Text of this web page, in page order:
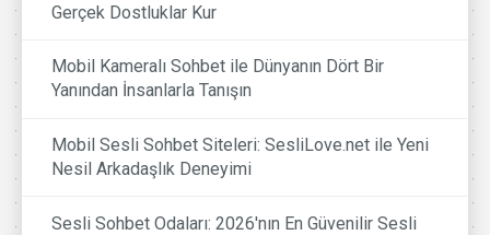
Gerçek Dostluklar Kur
Mobil Kameralı Sohbet ile Dünyanın Dört Bir
Yanından İnsanlarla Tanışın
Mobil Sesli Sohbet Siteleri: SesliLove.net ile Yeni
Nesil Arkadaşlık Deneyimi
Sesli Sohbet Odaları: 2026'nın En Güvenilir Sesli